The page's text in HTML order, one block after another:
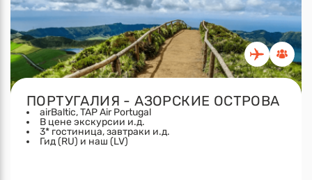
ПОРТУГАЛИЯ - АЗОРСКИЕ ОСТРОВА
airBaltic, TAP Air Portugal
В цене экскурсии и.д.
3* гостиница, завтраки и.д.
Гид (RU) и наш (LV)